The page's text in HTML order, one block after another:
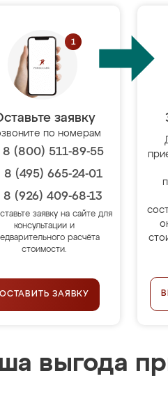
заявку
по номерам
8 (800) 511-89-55
8 (495) 665-24-01
8 (926) 409-68-13
заявку на сайте для
консультации и
расчёта
стоимости.
ОСТАВИТЬ ЗАЯВКУ
выгода